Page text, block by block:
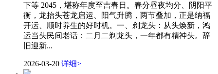
下等 2045，堪称年度至吉春日。春分昼夜均分、阴阳平
衡，龙抬头苍龙启运、阳气升腾，两节叠加，正是纳福
开运、顺时养生的好时机。一、剃龙头：从头焕新，鸿
运当头民间老话：二月二剃龙头，一年都有精神头。辞
旧迎新...
2026-03-20 详细>